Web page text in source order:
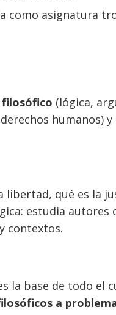
como asignatura
filosófico (lógica,
humanos) y
qué es la
estudia autores
contextos.
la base de todo el
a